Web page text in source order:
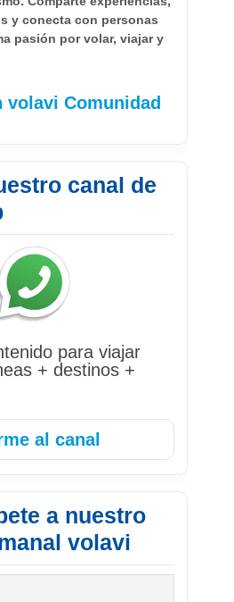
y conecta con personas
pasión por volar, viajar y
volavi Comunidad
canal de
para viajar
+ destinos +
al canal
a nuestro
volavi